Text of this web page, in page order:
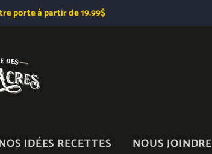
porte à partir de 19.99$
IDÉES RECETTES NOUS JOINDRE